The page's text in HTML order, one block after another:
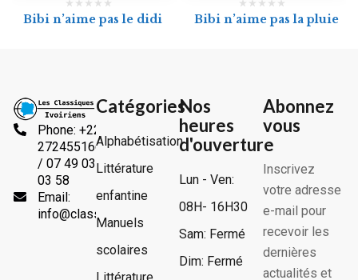
Bibi n’aime pas le didi Bibi n’aime pas la pluie
Phone: +225
2724551666
/ 07 49 03
03 58
Email:
info@classiquesivoiriens.com
Catégories
Alphabétisation
Littérature
enfantine
Manuels
scolaires
Nos
heures
d'ouverture
Lun - Ven:
08H- 16H30
Sam: Fermé
Dim: Fermé
Abonnez
vous
Inscrivez
votre adresse
e-mail pour
recevoir les
dernières
actualités et